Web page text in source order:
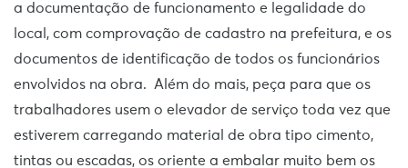
a documentação de funcionamento e legalidade do
local, com comprovação de cadastro na prefeitura, e os
documentos de identificação de todos os funcionários
envolvidos na obra. Além do mais, peça para que os
trabalhadores usem o elevador de serviço toda vez que
estiverem carregando material de obra tipo cimento,
tintas ou escadas, os oriente a embalar muito bem os